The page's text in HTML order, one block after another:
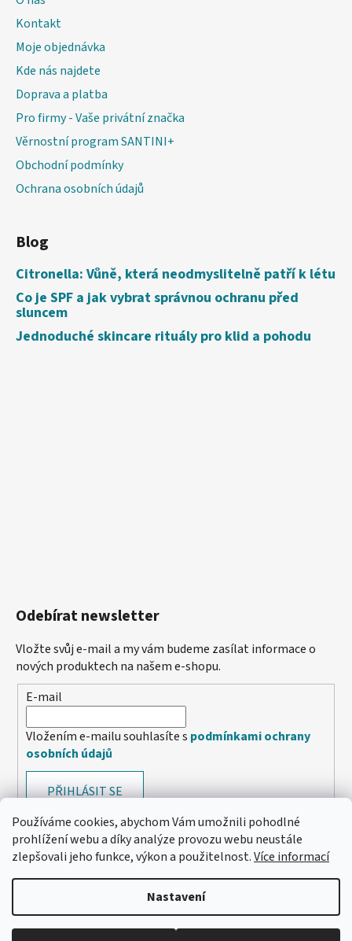
Používáme cookies, abychom Vám umožnili pohodlné
prohlížení webu a díky analýze provozu webu neustále
zlepšovali jeho funkce, výkon a použitelnost.Více informací
Nastavení
Kontakt
Moje objednávka
Kde nás najdete
Doprava a platba
Pro firmy - Vaše privátní značka
Věrnostní program SANTINI+
Obchodní podmínky
Ochrana osobních údajů
Blog
Citronella: Vůně, která neodmyslitelně patří k létu
Co je SPF a jak vybrat správnou ochranu před
sluncem
Jednoduché skincare rituály pro klid a pohodu
Odebírat newsletter
Vložte svůj e-mail a my vám budeme zasílat informace o
nových produktech na našem e-shopu.
E-mail
Vložením e-mailu souhlasíte s podmínkami ochrany
osobních údajů
PŘIHLÁSIT SE